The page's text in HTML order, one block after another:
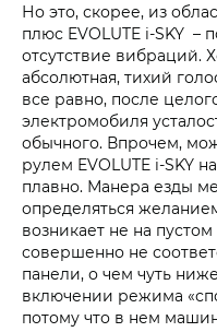
Но это, скорее, из
плюс EVOLUTE i‑SKY –
отсутствие вибраций.
абсолютная, тихий
все равно, после
электромобиля
обычного. Впрочем,
рулем EVOLUTE i‑SKY
плавно. Манера езды
определяться
возникает не на
совершенно не
панели, о чем чуть
включении режима
потому что в нем